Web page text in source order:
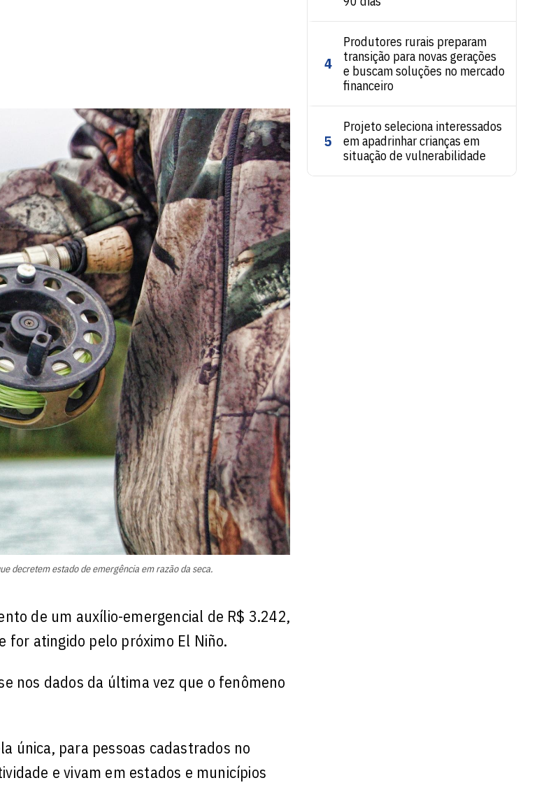
decretem estado de emergência em razão da seca.
de um auxílio-emergencial de R$ 3.242,
for atingido pelo próximo El Niño.
nos dados da última vez que o fenômeno
única, para pessoas cadastrados no
e vivam em estados e municípios
4
Produtores rurais preparam
transição para novas gerações
e buscam soluções no mercado
financeiro
5
Projeto seleciona interessados
em apadrinhar crianças em
situação de vulnerabilidade